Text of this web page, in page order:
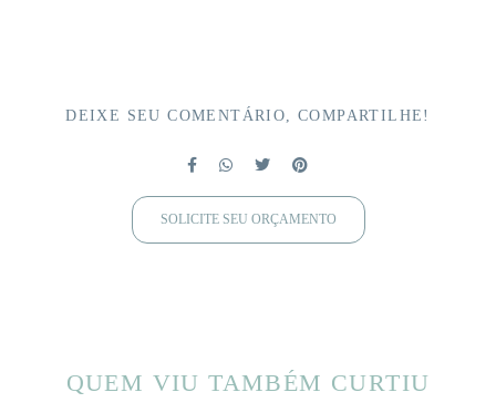
DEIXE SEU COMENTÁRIO, COMPARTILHE!
SOLICITE SEU ORÇAMENTO
QUEM VIU TAMBÉM CURTIU